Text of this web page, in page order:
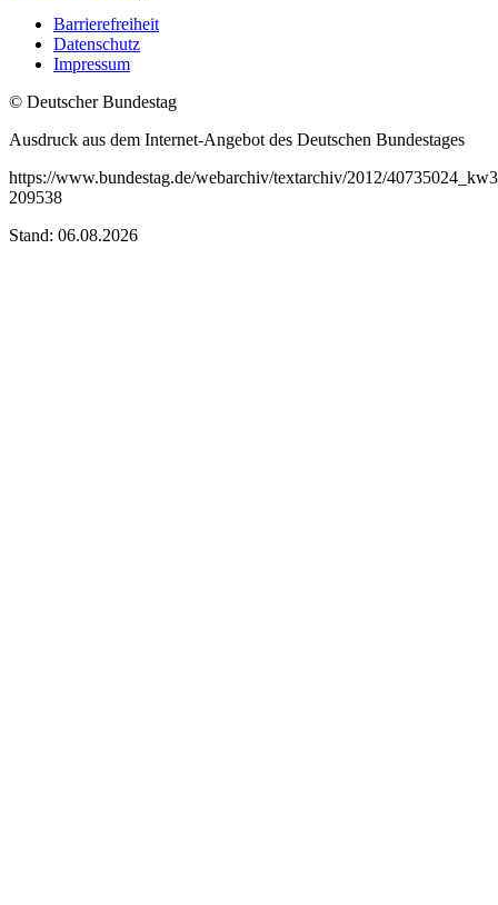
Barrierefreiheit
Datenschutz
Impressum
© Deutscher Bundestag
Ausdruck aus dem Internet-Angebot des Deutschen Bundestages
https://www.bundestag.de/webarchiv/textarchiv/2012/
209538
Stand: 06.08.2026